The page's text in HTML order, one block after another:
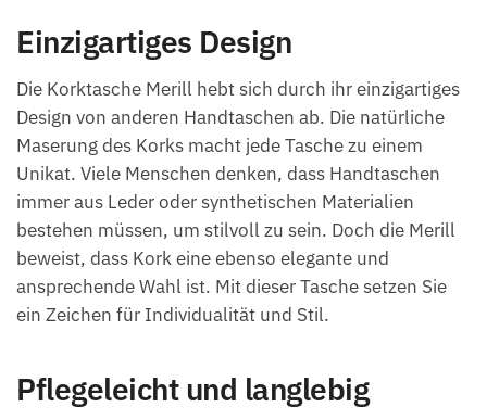
Einzigartiges Design
Die Korktasche Merill hebt sich durch ihr einzigartiges
Design von anderen Handtaschen ab. Die natürliche
Maserung des Korks macht jede Tasche zu einem
Unikat. Viele Menschen denken, dass Handtaschen
immer aus Leder oder synthetischen Materialien
bestehen müssen, um stilvoll zu sein. Doch die Merill
beweist, dass Kork eine ebenso elegante und
ansprechende Wahl ist. Mit dieser Tasche setzen Sie
ein Zeichen für Individualität und Stil.
Pflegeleicht und langlebig